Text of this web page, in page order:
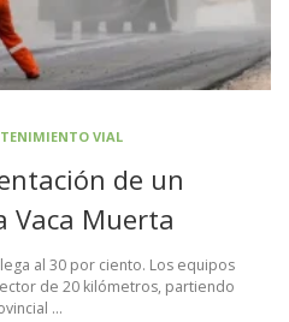
VIAL
de un
Vaca Muerta
al 30 por ciento. Los equipos
de 20 kilómetros, partiendo
…